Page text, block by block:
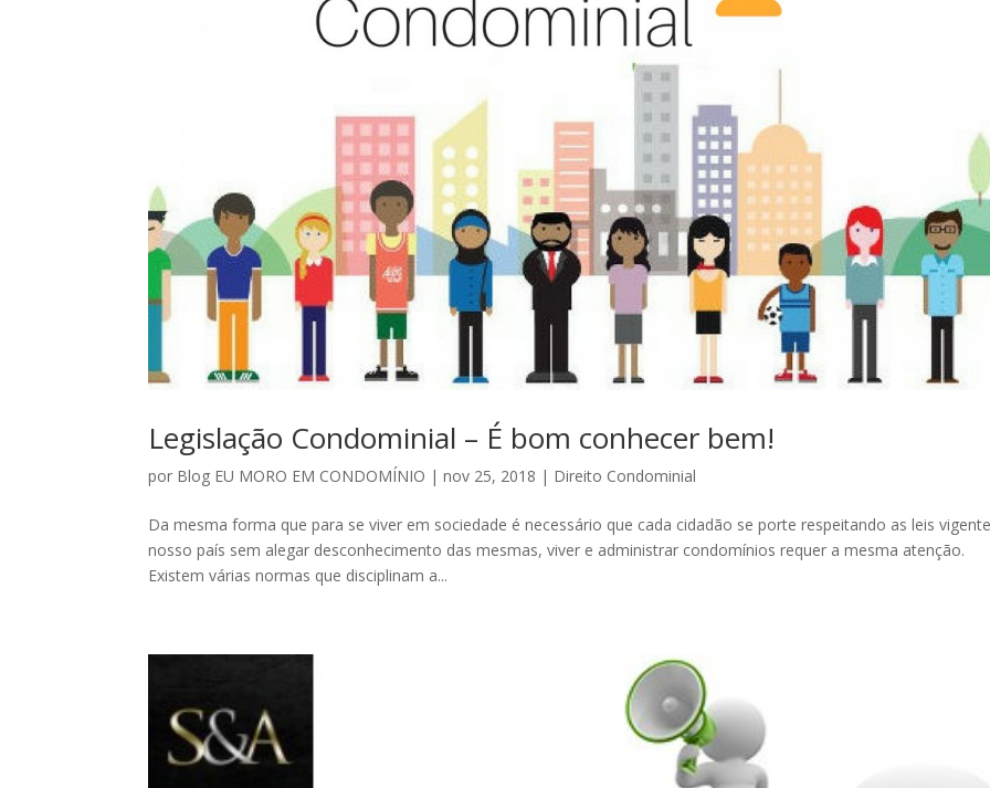
Legislação Condominial – É bom conhecer bem!
por Blog EU MORO EM CONDOMÍNIO |nov 25, 2018 | Direito Condominial
Da mesma forma que para se viver em sociedade é necessário que cada cidadão se porte respeitando as leis
nosso país sem alegar desconhecimento das mesmas, viver e administrar condomínios requer a mesma atenção.
Existem várias normas que disciplinam a...